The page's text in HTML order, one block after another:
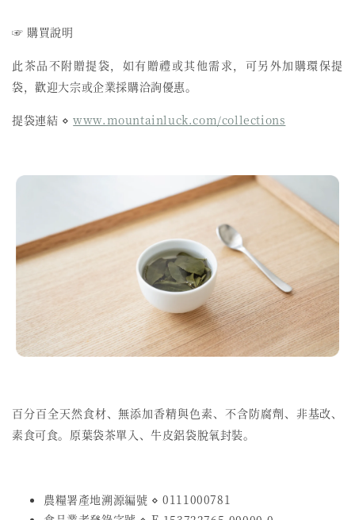
☞ 購買說明
此茶品不附贈提袋，如有贈禮或其他需求，可另外加購環保提
袋，歡迎大宗或企業採購洽詢優惠。
提袋連結 ⋄www.mountainluck.com/collections
百分百全天然食材、無添加香精與色素、不含防腐劑、非基改、
素食可食。原葉袋茶單入、牛皮鋁袋脫氧封裝。
農糧署產地溯源編號 ⋄ 0111000781